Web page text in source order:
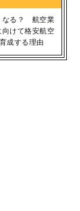
なる？ 航空業
けて格安航空
成する理由